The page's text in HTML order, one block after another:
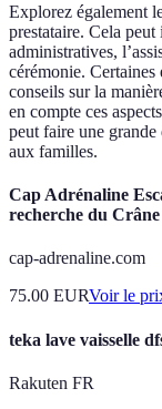
Explorez également
prestataire. Cela peut
administratives,
cérémonie. Certaines
conseils sur la
en compte ces
peut faire une
aux familles.
Cap Adrénaline
recherche du Crâne
cap-adrenaline.com
75.00 EURVoir le
teka lave vaisselle
Rakuten FR